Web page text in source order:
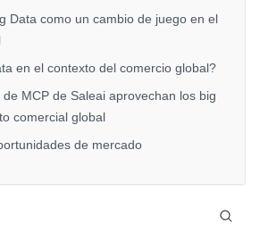
Data como un cambio de juego en el
en el contexto del comercio global?
MCP de Saleai aprovechan los big
comercial global
de mercado